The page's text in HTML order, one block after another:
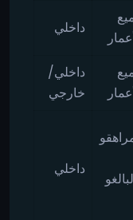
داخلي
داخلي/
خارجي
داخلي